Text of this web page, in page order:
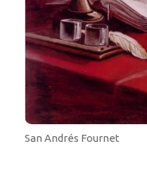
San Andrés Fournet